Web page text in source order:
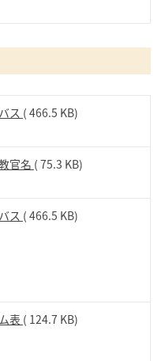
ス ( 466.5 KB)
官名 ( 75.3 KB)
ス ( 466.5 KB)
表 ( 124.7 KB)